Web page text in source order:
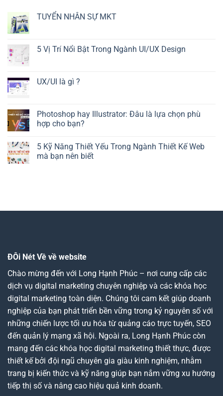
TUYỂN NHÂN SỰ MKT
5 Vị Trí Nổi Bật Trong Ngành UI/UX Design
UX/UI là gì ?
Photoshop hay Illustrator: Đâu là lựa chọn phù
hợp cho bạn?
5 Kỹ Năng Thiết Yếu Trong Ngành Thiết Kế Web
mà bạn nên biết
ĐÔi Nét Về về website
Chào mừng đến với Long Hạnh Phúc – nơi cung cấp các
dịch vụ digital marketing chuyên nghiệp và các khóa học
digital marketing toàn diện. Chúng tôi cam kết giúp doanh
nghiệp của bạn phát triển bền vững trong kỷ nguyên số với
những chiến lược tối ưu hóa từ quảng cáo trực tuyến, SEO
đến quản lý mạng xã hội. Ngoài ra, Long Hạnh Phúc còn
mang đến các khóa học digital marketing thiết thực, được
thiết kế bởi đội ngũ chuyên gia giàu kinh nghiệm, nhằm
trang bị kiến thức và kỹ năng giúp bạn nắm vững xu hướng
tiếp thị số và nâng cao hiệu quả kinh doanh.